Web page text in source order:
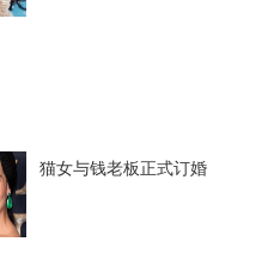
猫女与钱老板正式订婚